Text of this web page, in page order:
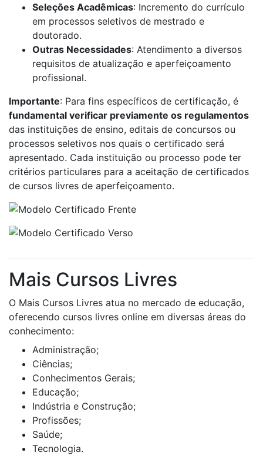
Seleções Acadêmicas: Incremento do currículo
em processos seletivos de mestrado e
doutorado.
Outras Necessidades: Atendimento a diversos
requisitos de atualização e aperfeiçoamento
profissional.
Importante: Para fins específicos de certificação, é
fundamental verificar previamente os regulamentos
das instituições de ensino, editais de concursos ou
processos seletivos nos quais o certificado será
apresentado. Cada instituição ou processo pode ter
critérios particulares para a aceitação de certificados
de cursos livres de aperfeiçoamento.
Mais Cursos Livres
O Mais Cursos Livres atua no mercado de educação,
oferecendo cursos livres online em diversas áreas do
conhecimento:
Administração;
Ciências;
Conhecimentos Gerais;
Educação;
Indústria e Construção;
Profissões;
Saúde;
Tecnologia.